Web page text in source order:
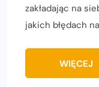
zakładając na
jakich błędach
WIĘCEJ